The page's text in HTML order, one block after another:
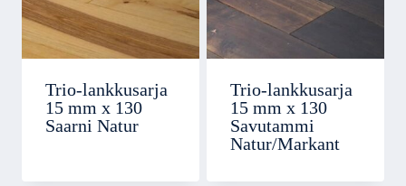
Trio-lankkusarja
15 mm x 130
Saarni Natur
Trio-lankkusarja
15 mm x 130
Savutammi
Natur/Markant